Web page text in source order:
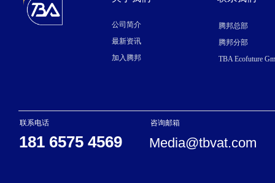
181 6575 4569 Media@tbvat.com
咨询邮箱
联系电话
公司简介
最新资讯
加入腾邦
腾邦总部
腾邦分部
TBA Ecofuture